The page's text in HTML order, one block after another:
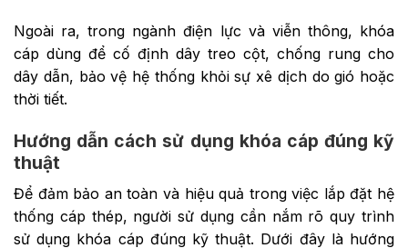
Ngoài ra, trong ngành điện lực và viễn thông, khóa
cáp dùng để cố định dây treo cột, chống rung cho
dây dẫn, bảo vệ hệ thống khỏi sự xê dịch do gió hoặc
thời tiết.
Hướng dẫn cách sử dụng khóa cáp đúng kỹ
thuật
Để đảm bảo an toàn và hiệu quả trong việc lắp đặt hệ
thống cáp thép, người sử dụng cần nắm rõ quy trình
sử dụng khóa cáp đúng kỹ thuật. Dưới đây là hướng